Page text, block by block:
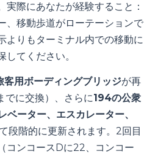
実際にあなたが経験すること：
、移動歩道がローテーションで
よりもターミナル内での移動に
てください。
客用ボーディングブリッジが再
に交換）、さらに194の公衆
ーター、エスカレーター、
段階的に更新されます。2回目
コンコースDに22、コンコー